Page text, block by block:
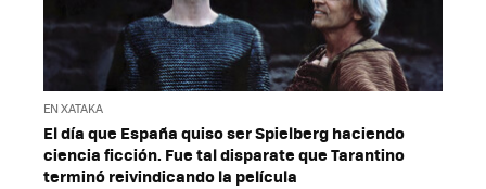
EN XATAKA
El día que España quiso ser Spielberg haciendo
ciencia ficción. Fue tal disparate que Tarantino
terminó reivindicando la película